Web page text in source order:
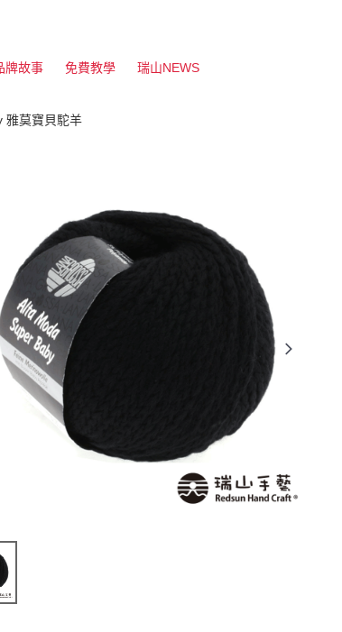
牌故事 免費教學 瑞山NEWS
雅莫寶貝駝羊